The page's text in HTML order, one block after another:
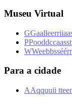
Museu Virtual
GGaalleerriiaa
PPooddccaasst
WWeebbsséérr
Para a cidade
AAqquuii ttee